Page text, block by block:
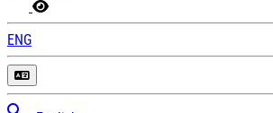
ENG